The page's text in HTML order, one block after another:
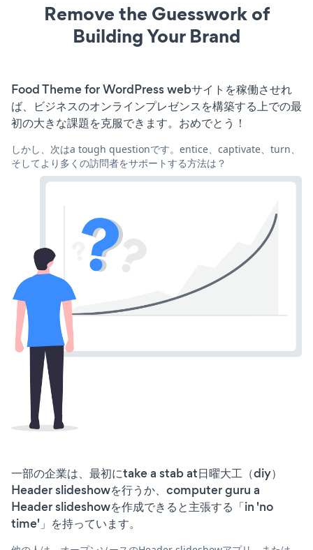
Remove the Guesswork of
Building Your Brand
Food Theme for WordPress webサイトを稼働させれ
ば、ビジネスのオンラインプレゼンスを構築する上での最
初の大きな課題を克服できます。おめでとう！
しかし、次はa tough questionです。entice、captivate、turn、
そしてより多くの訪問者をサポートする方法は？
一部の企業は、最初にtake a stab at日曜大工（diy）
Header slideshowを行うか、computer guru a
Header slideshowを作成できると主張する「in 'no
time'」を持っています。